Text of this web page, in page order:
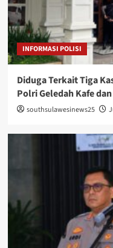
INFORMASI POLISI
Diduga Terkait Tiga
Polri Geledah Kafe
southsulawesinews25